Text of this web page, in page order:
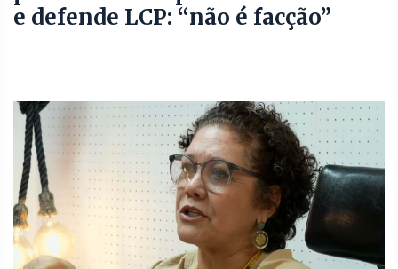
e defende LCP: “não é facção”